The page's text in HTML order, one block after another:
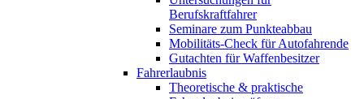
Berufskraftfahrer
Seminare zum Punkteabbau
Mobilitäts-Check für Autofahrende
Gutachten für Waffenbesitzer
Fahrerlaubnis
Theoretische & praktische